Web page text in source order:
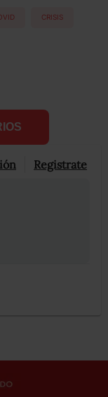
CRISIS
Registrate